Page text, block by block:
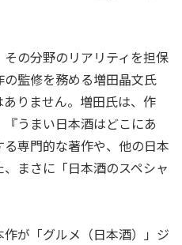
の分野のリアリティを担保
監修を務める増田晶文氏
りません。増田氏は、作
うまい日本酒はどこにあ
専門的な著作や、他の日本
まさに「日本酒のスペシャ
が「グルメ（日本酒）」ジ